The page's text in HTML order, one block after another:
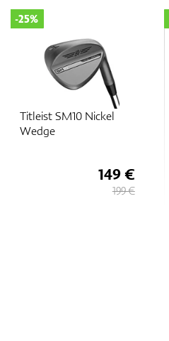
Titleist SM10 Nickel
Wedge
-25%
149 €
199 €